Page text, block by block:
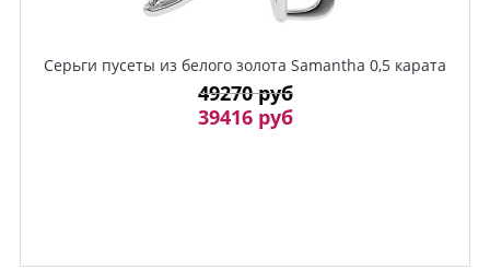
Серьги пусеты из белого золота Samantha 0,5 карата
49270 руб
39416 руб